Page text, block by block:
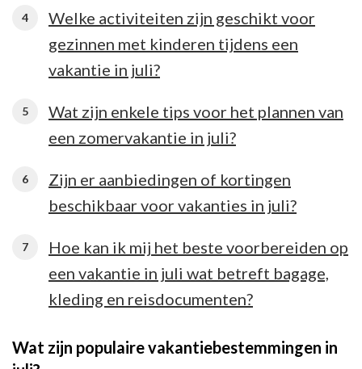
Welke activiteiten zijn geschikt voor
gezinnen met kinderen tijdens een
vakantie in juli?
Wat zijn enkele tips voor het plannen van
een zomervakantie in juli?
Zijn er aanbiedingen of kortingen
beschikbaar voor vakanties in juli?
Hoe kan ik mij het beste voorbereiden op
een vakantie in juli wat betreft bagage,
kleding en reisdocumenten?
Wat zijn populaire vakantiebestemmingen in